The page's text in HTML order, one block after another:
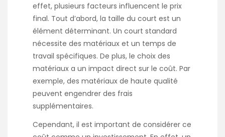
effet, plusieurs facteurs influencent le prix
final. Tout d’abord, la taille du court est un
élément déterminant. Un court standard
nécessite des matériaux et un temps de
travail spécifiques. De plus, le choix des
matériaux a un impact direct sur le coût. Par
exemple, des matériaux de haute qualité
peuvent engendrer des frais
supplémentaires.
Cependant, il est important de considérer ce